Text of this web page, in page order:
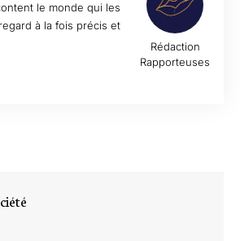
le monde qui les
à la fois précis et
Rédaction
Rapporteuses